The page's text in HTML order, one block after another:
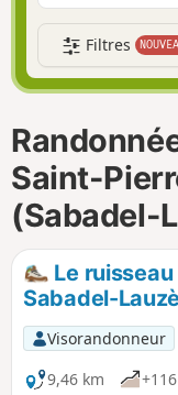
Filtres
Saint-
(Sabadel-
Le
Sabadel-
Visorandonneur
9,46 km